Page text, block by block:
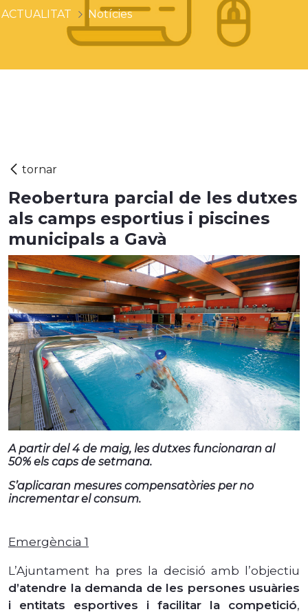
ACTUALITAT Notícies
Reobertura parcial de les dutxes
als camps esportius i piscines
municipals a Gavà
A partir del 4 de maig, les dutxes funcionaran al
50% els caps de setmana.
S’aplicaran mesures compensatòries per no
incrementar el consum.
Emergència 1
L’Ajuntament ha pres la decisió amb l’objectiu
d’atendre la demanda de les persones usuàries
i entitats esportives i facilitar la competició,